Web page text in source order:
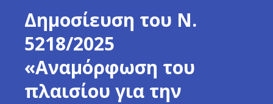
Δημοσίευση του Ν.
5218/2025
«Αναμόρφωση του
πλαισίου για την